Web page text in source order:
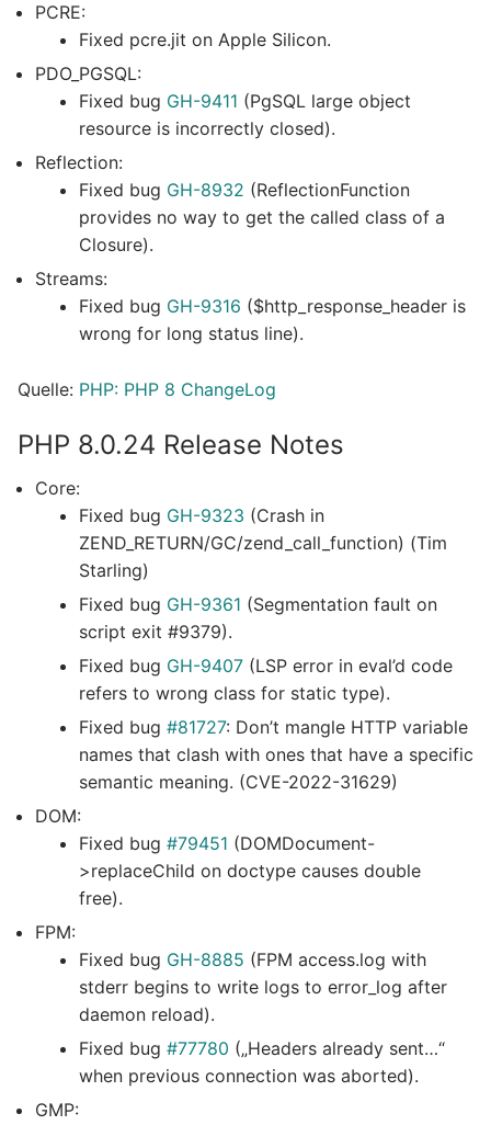
PCRE:
Fixed pcre.jit on Apple Silicon.
PDO_PGSQL:
Fixed bug GH-9411 (PgSQL large object
resource is incorrectly closed).
Reflection:
Fixed bug GH-8932 (ReflectionFunction
provides no way to get the called class of a
Closure).
Streams:
Fixed bug GH-9316 ($http_response_header is
wrong for long status line).
Quelle: PHP: PHP 8 ChangeLog
PHP 8.0.24 Release Notes
Core:
Fixed bug GH-9323 (Crash in
ZEND_RETURN/GC/zend_call_function) (Tim
Starling)
Fixed bug GH-9361 (Segmentation fault on
script exit #9379).
Fixed bug GH-9407 (LSP error in eval’d code
refers to wrong class for static type).
Fixed bug #81727: Don’t mangle HTTP variable
names that clash with ones that have a specific
semantic meaning. (CVE-2022-31629)
DOM:
Fixed bug #79451 (DOMDocument-
>replaceChild on doctype causes double
free).
FPM:
Fixed bug GH-8885 (FPM access.log with
stderr begins to write logs to error_log after
daemon reload).
Fixed bug #77780 („Headers already sent…“
when previous connection was aborted).
GMP: